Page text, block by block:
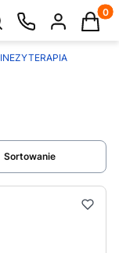
wyszukiwarkę
Sortowanie